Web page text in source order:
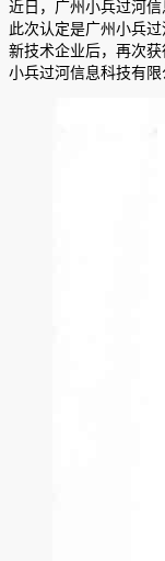
近日，广州小兵过河信
此次认定是广州小兵
新技术企业后，再次
小兵过河信息科技有